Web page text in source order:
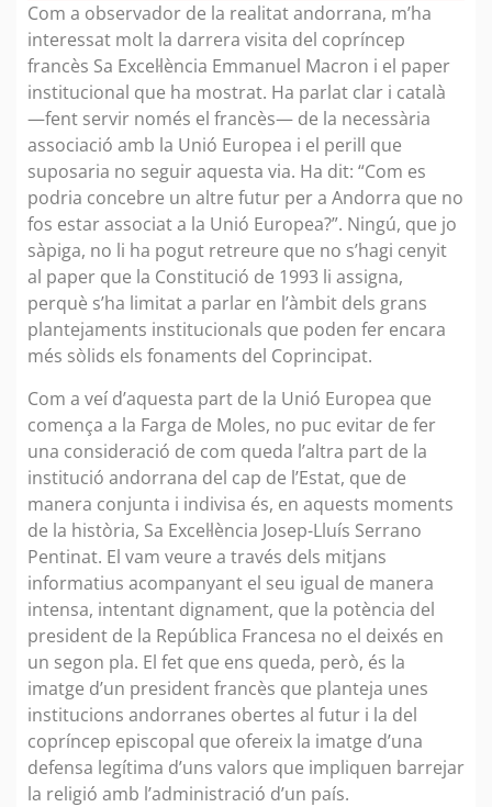
Com a observador de la realitat andorrana, m’ha
interessat molt la darrera visita del copríncep
francès Sa Excel·lència Emmanuel Macron i el paper
institucional que ha mostrat. Ha parlat clar i català
—fent servir només el francès— de la necessària
associació amb la Unió Europea i el perill que
suposaria no seguir aquesta via. Ha dit: “Com es
podria concebre un altre futur per a Andorra que no
fos estar associat a la Unió Europea?”. Ningú, que jo
sàpiga, no li ha pogut retreure que no s’hagi cenyit
al paper que la Constitució de 1993 li assigna,
perquè s’ha limitat a parlar en l’àmbit dels grans
plantejaments institucionals que poden fer encara
més sòlids els fonaments del Coprincipat.
Com a veí d’aquesta part de la Unió Europea que
comença a la Farga de Moles, no puc evitar de fer
una consideració de com queda l’altra part de la
institució andorrana del cap de l’Estat, que de
manera conjunta i indivisa és, en aquests moments
de la història, Sa Excel·lència Josep-Lluís Serrano
Pentinat. El vam veure a través dels mitjans
informatius acompanyant el seu igual de manera
intensa, intentant dignament, que la potència del
president de la República Francesa no el deixés en
un segon pla. El fet que ens queda, però, és la
imatge d’un president francès que planteja unes
institucions andorranes obertes al futur i la del
copríncep episcopal que ofereix la imatge d’una
defensa legítima d’uns valors que impliquen barrejar
la religió amb l’administració d’un país.